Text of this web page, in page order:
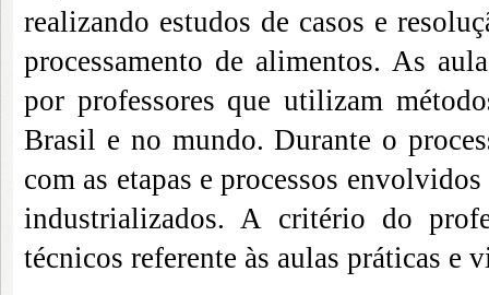
realizando estudos de casos e
processamento de alimentos. As
por professores que utilizam
Brasil e no mundo. Durante o
com as etapas e processos
industrializados. A critério do
técnicos referente às aulas práticas e